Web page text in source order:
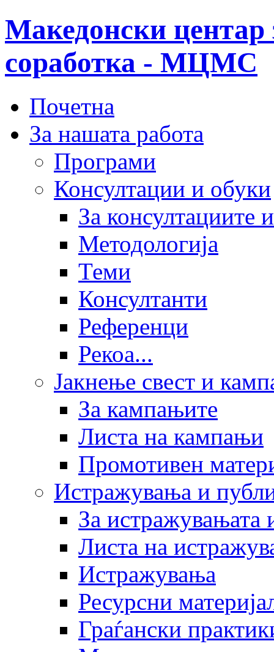
Македонски центар
соработка - МЦМС
Почетна
За нашата работа
Програми
Консултации и обуки
За консултациите
Методологија
Теми
Консултанти
Референци
Рекоа...
Јакнење свест и
За кампањите
Листа на кампањи
Промотивен
Истражувања и
За истражувањата
Листа на
Истражувања
Ресурсни
Граѓански